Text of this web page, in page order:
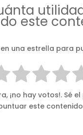
este
en una estrella para
¡no hay votos!. Sé
este